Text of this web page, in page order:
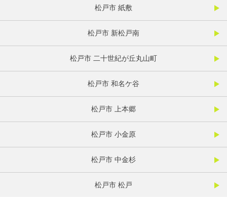
松戸市 紙敷
松戸市 新松戸南
松戸市 二十世紀が丘丸山町
松戸市 和名ケ谷
松戸市 上本郷
松戸市 小金原
松戸市 中金杉
松戸市 松戸